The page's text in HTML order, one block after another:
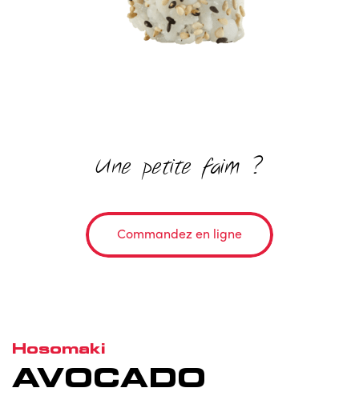
Une petite faim ?
Commandez en ligne
Hosomaki
AVOCADO